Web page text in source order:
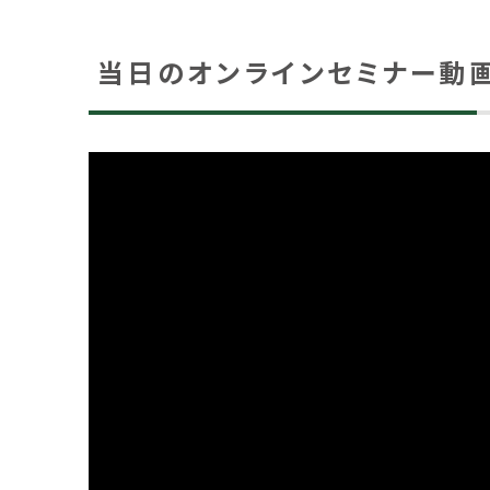
当日のオンラインセミナー動